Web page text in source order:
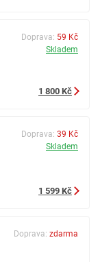
Doprava: 59 Kč
Skladem
1 800 Kč
Doprava: 39 Kč
Skladem
1 599 Kč
Doprava: zdarma